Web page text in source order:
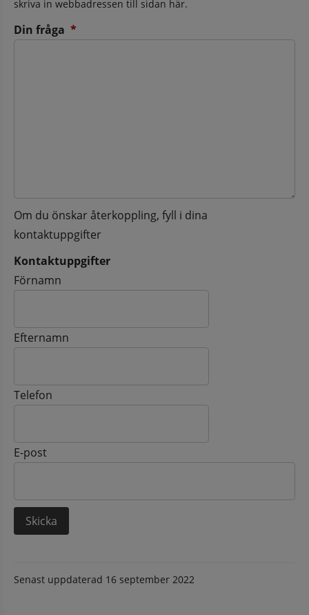
skriva in webbadressen till sidan här.
Din fråga *
Om du önskar återkoppling, fyll i dina
kontaktuppgifter
Kontaktuppgifter
Kontaktuppgifter
Förnamn
Efternamn
Telefon
E-post
Senast uppdaterad 16 september 2022